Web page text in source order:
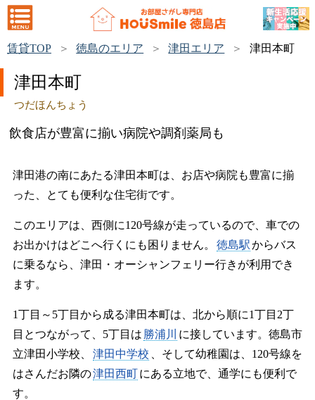
賃貸TOP 徳島のエリア 津田エリア 津田本町
津田本町
つだほんちょう
飲食店が豊富に揃い病院や調剤薬局も
津田港の南にあたる津田本町は、お店や病院も豊富に揃
った、とても便利な住宅街です。
このエリアは、西側に120号線が走っているので、車での
お出かけはどこへ行くにも困りません。
徳島駅からバス
に乗るなら、津田・オーシャンフェリー行きが利用でき
ます。
1丁目～5丁目から成る津田本町は、北から順に1丁目2丁
目とつながって、5丁目は 勝浦川
に接しています。徳島市
立津田小学校、
津田中学校
、そして幼稚園は、120号線を
はさんだお隣の津田西町にある立地で、通学にも便利で
す。